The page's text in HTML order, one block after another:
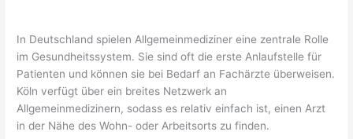
In Deutschland spielen Allgemeinmediziner eine zentrale Rolle
im Gesundheitssystem. Sie sind oft die erste Anlaufstelle für
Patienten und können sie bei Bedarf an Fachärzte überweisen.
Köln verfügt über ein breites Netzwerk an
Allgemeinmedizinern, sodass es relativ einfach ist, einen Arzt
in der Nähe des Wohn- oder Arbeitsorts zu finden.